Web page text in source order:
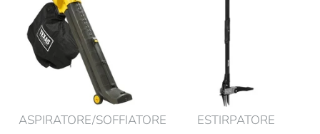
ASPIRATORE/SOFFIATORE
ESTIRPATORE